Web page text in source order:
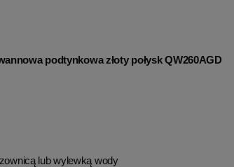
podtynkowa złoty połysk QW260AGD
lub wylewką wody